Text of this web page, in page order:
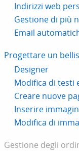
Indirizzi web
Gestione di più
Email
Progettare un
Designer
Modifica di testi
Creare nuove
Inserire
Modifica di
Gestione degli